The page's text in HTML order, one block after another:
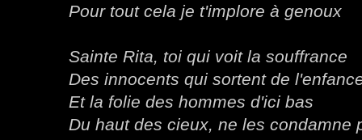
Pour tout cela je t'implore à genoux
Sainte Rita, toi qui voit la souffrance
Des innocents qui sortent de
Et la folie des hommes d'ici bas
Du haut des cieux, ne les condamne